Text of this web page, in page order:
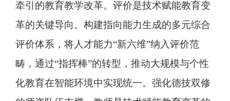
牵引的教育教学改革。评价是技术赋能教育变
革的关键导向。构建指向能力生成的多元综合
评价体系，将人才能力“新六维”纳入评价范
畴，通过“指挥棒”的转型，推动大规模与个性
化教育在智能环境中实现统一。强化德技双修